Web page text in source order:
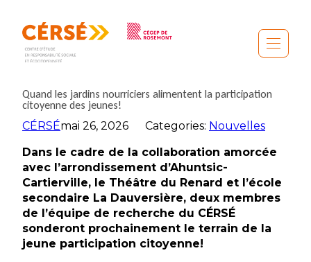
contenu
Quand les jardins nourriciers alimentent la participation
citoyenne des jeunes!
CÉRSÉmai 26, 2026 Categories: Nouvelles
Dans le cadre de la collaboration amorcée
avec l’arrondissement d’Ahuntsic-
Cartierville, le Théâtre du Renard et l’école
secondaire La Dauversière, deux membres
de l’équipe de recherche du CÉRSÉ
sonderont prochainement le terrain de la
jeune participation citoyenne!